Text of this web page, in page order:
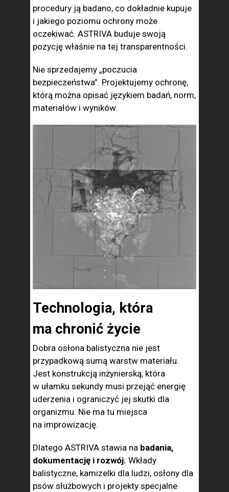
procedury ją badano, co dokładnie kupuje
i jakiego poziomu ochrony może
oczekiwać. ASTRIVA buduje swoją
pozycję właśnie na tej transparentności.
Nie sprzedajemy „poczucia
bezpieczeństwa”. Projektujemy ochronę,
którą można opisać językiem badań, norm,
materiałów i wyników.
Technologia, która
ma chronić życie
Dobra osłona balistyczna nie jest
przypadkową sumą warstw materiału.
Jest konstrukcją inżynierską, która
w ułamku sekundy musi przejąć energię
uderzenia i ograniczyć jej skutki dla
organizmu. Nie ma tu miejsca
na improwizację.
Dlatego ASTRIVA stawia na badania,
dokumentację i rozwój. Wkłady
balistyczne, kamizelki dla ludzi, osłony dla
psów służbowych i projekty specjalne